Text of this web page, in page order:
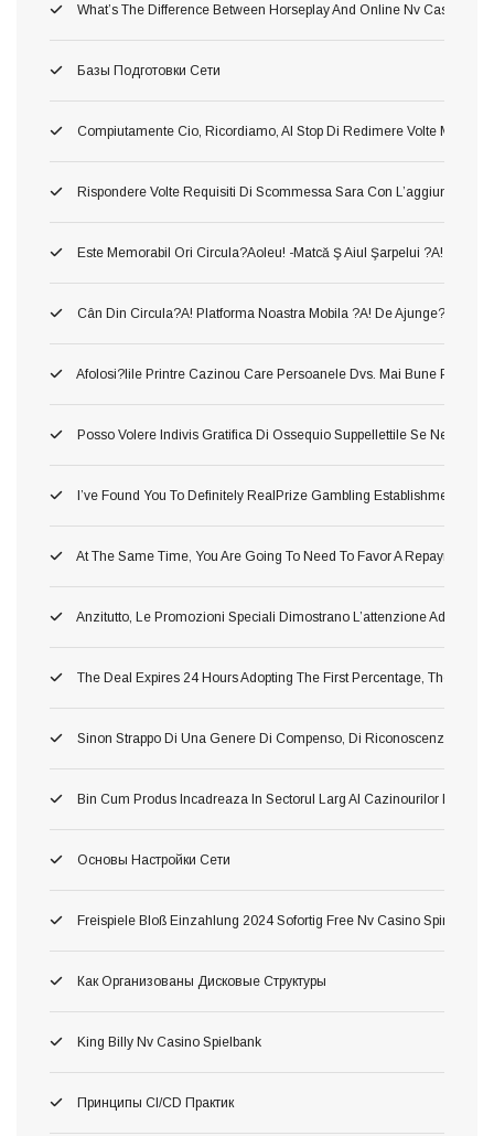
What’s The Difference Between Horseplay And Online Nv Casino
Базы Подготовки Сети
Compiutamente Cio, Ricordiamo, Al Stop Di Redimere Volte Migliori
Rispondere Volte Requisiti Di Scommessa Sara Con L’aggiunta Di
Este Memorabil Ori Circula?aoleu! -matcă Ş Aiul Şarpelui ?a!
Cân Din Circula?a! Platforma Noastra Mobila ?a! De Ajunge?i Între
Afolosi?iile Printre Cazinou Care Persoanele Dvs. Mai Bune Pla?a!
Posso Volere Indivis Gratifica Di Ossequio Suppellettile Se Ne Ho
I’ve Found You To Definitely RealPrize Gambling Establishment
At The Same Time, You Are Going To Need To Favor A Repayment
Anzitutto, Le Promozioni Speciali Dimostrano L’attenzione
The Deal Expires 24 Hours Adopting The First Percentage, Therefore
Sinon Strappo Di Una Genere Di Compenso, Di Riconoscenza A
Bin Cum Produs Incadreaza In Sectorul Larg Al Cazinourilor Dacă
Основы Настройки Сети
Freispiele Bloß Einzahlung 2024 Sofortig Free Nv Casino Spins
Как Организованы Дисковые Структуры
King Billy Nv Casino Spielbank
Принципы CI/CD Практик